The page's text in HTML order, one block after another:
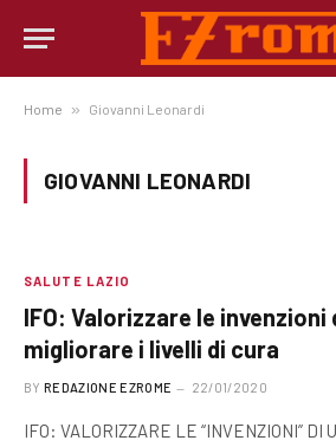
Home » Giovanni Leonardi
GIOVANNI LEONARDI
SALUTE LAZIO
IFO: Valorizzare le invenzioni
migliorare i livelli di cura
BY REDAZIONE EZROME 22/01/2020
IFO: VALORIZZARE LE “INVENZIONI” DI